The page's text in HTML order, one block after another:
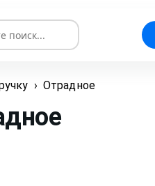
› Отрадное